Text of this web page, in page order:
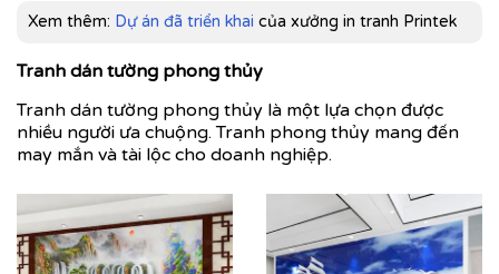
Xem thêm: Dự án đã triển khai của xưởng in tranh Printek
Tranh dán tường phong thủy
Tranh dán tường phong thủy là một lựa chọn được
nhiều người ưa chuộng. Tranh phong thủy mang đến
may mắn và tài lộc cho doanh nghiệp.